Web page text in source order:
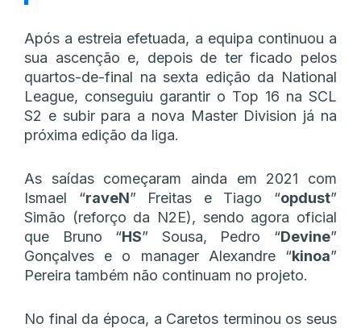
Após a estreia efetuada, a equipa continuou a
sua ascenção e, depois de ter ficado pelos
quartos-de-final na sexta edição da National
League, conseguiu garantir o Top 16 na SCL
S2 e subir para a nova Master Division já na
próxima edição da liga.
As saídas começaram ainda em 2021 com
Ismael “raveN” Freitas e Tiago “opdust”
Simão (reforço da N2E), sendo agora oficial
que Bruno “HS” Sousa, Pedro “Devine”
Gonçalves e o manager Alexandre “kinoa”
Pereira também não continuam no projeto.
No final da época, a Caretos terminou os seus